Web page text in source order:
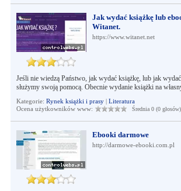
Jak wydać książkę lub
Witanet.
https://www.witanet.net
Jeśli nie wiedzą Państwo, jak wydać książkę, lub jak
służymy swoją pomocą. Obecnie wydanie książki na
Kategorie: Rynek książki i prasy| Literatura
Ocena użytkowników www:
Średnia 0 (0 głosów)
Ebooki darmowe
http://darmowe-ebooki.com.pl